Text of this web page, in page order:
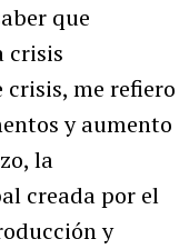
que
crisis
me refiero
y aumento
la
creada por el
y